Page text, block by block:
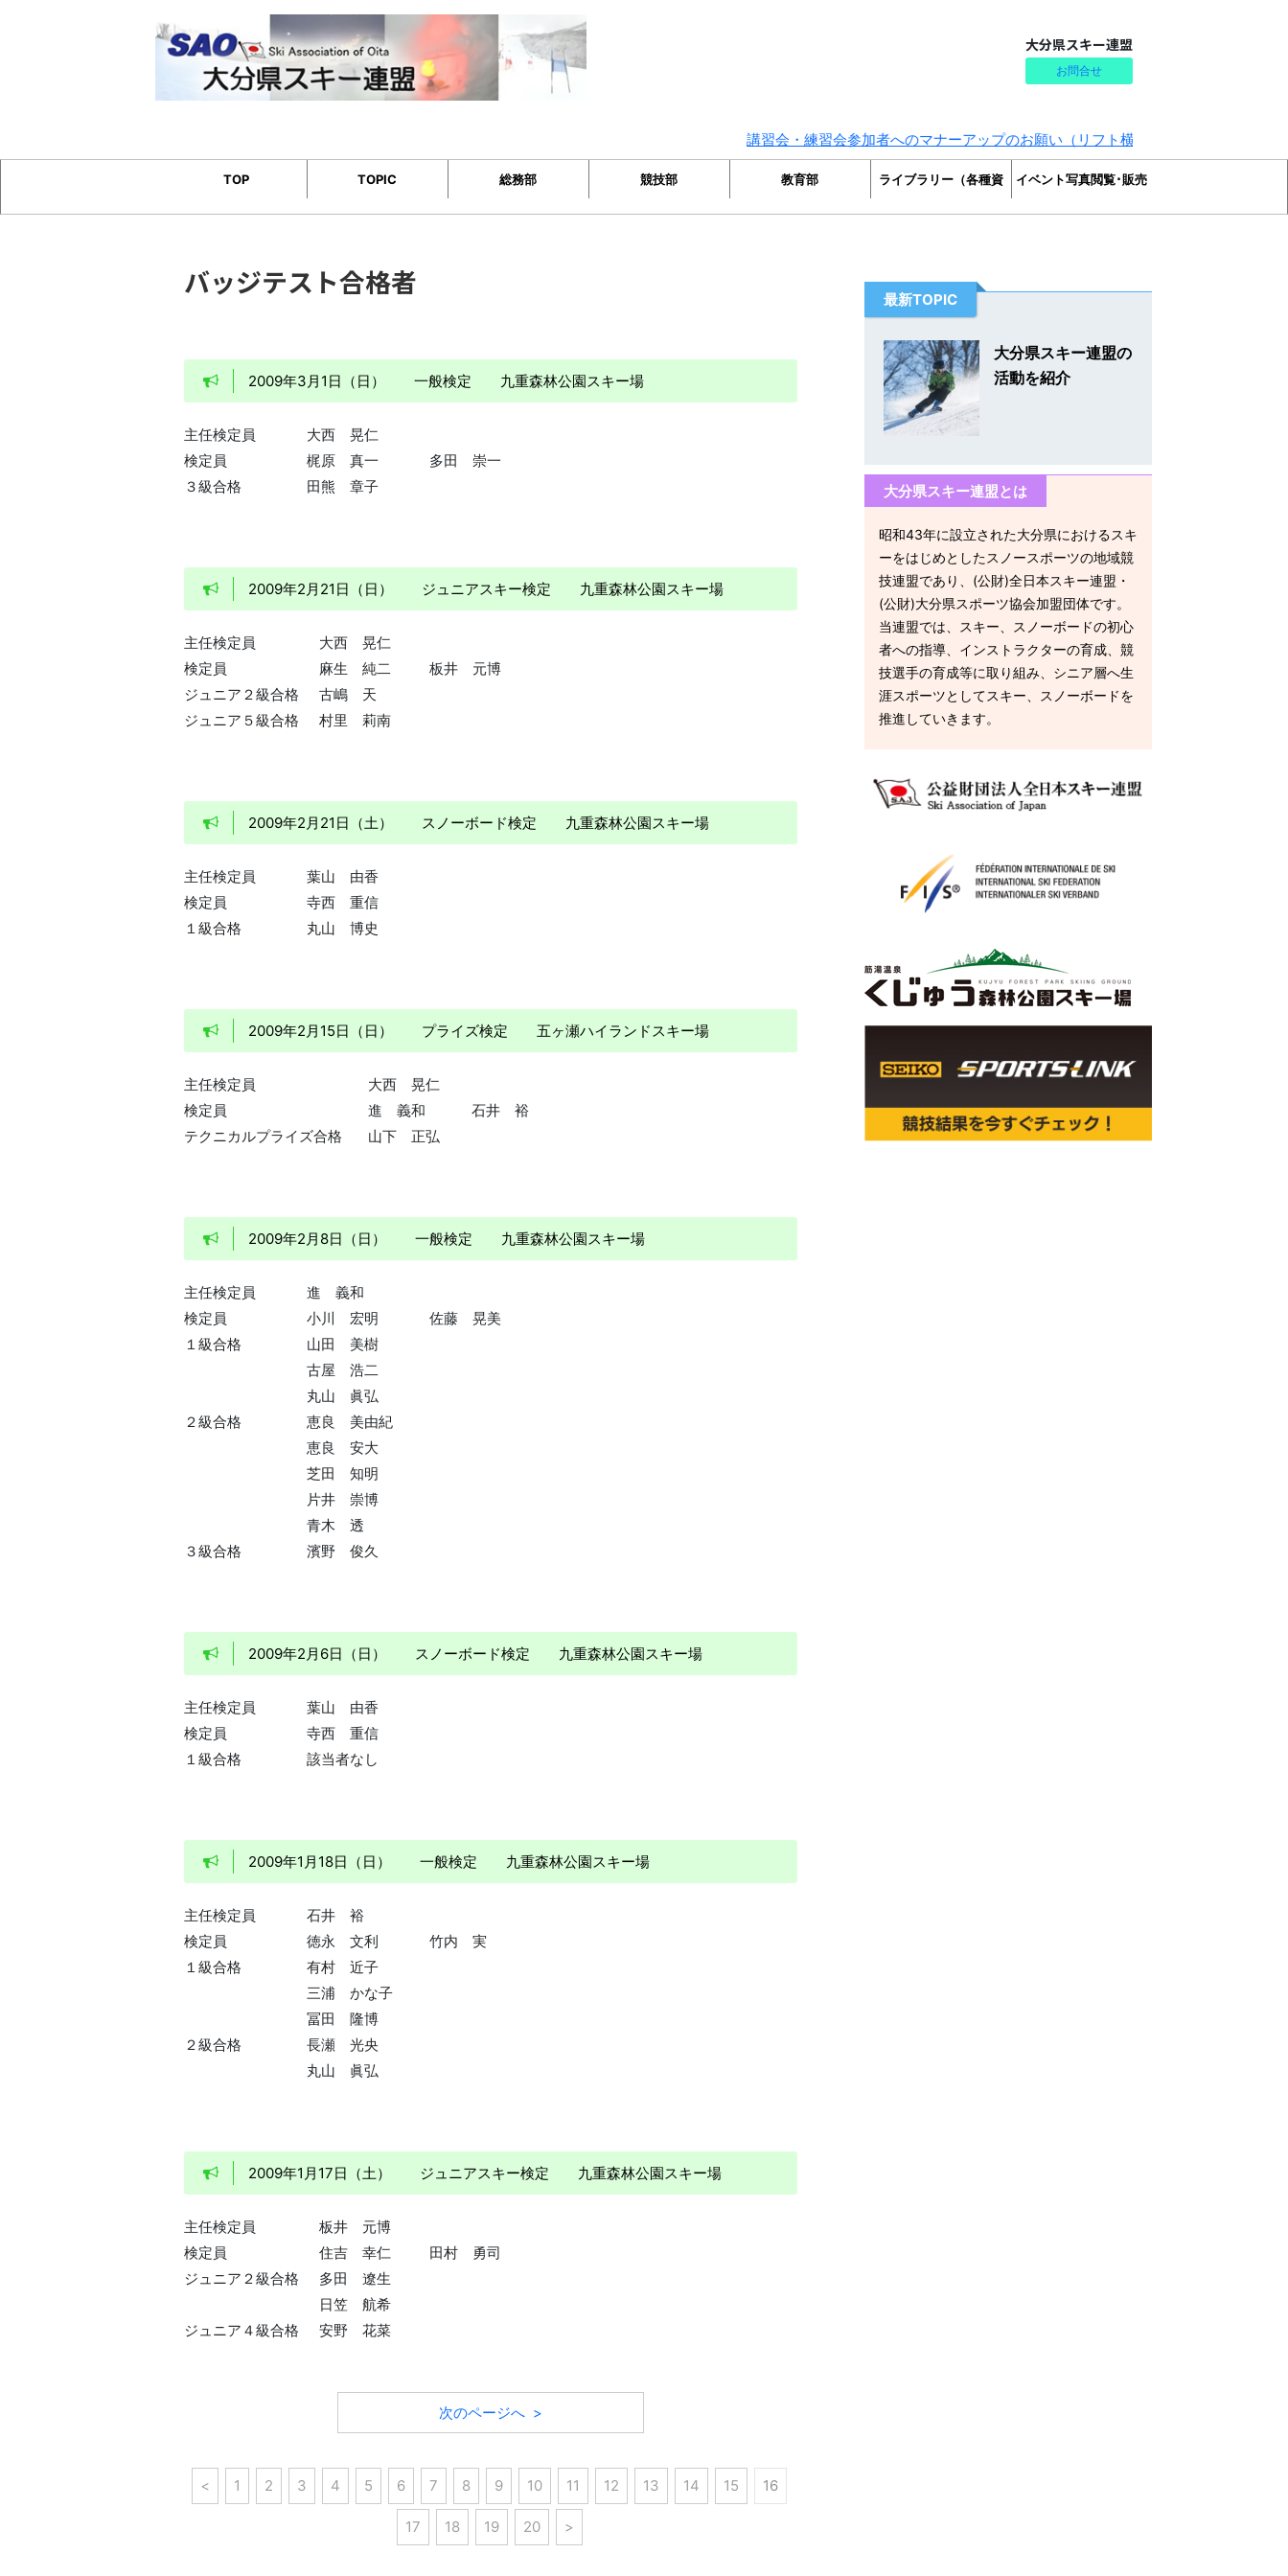
大分県スキー連盟
お問合せ
講習会・練習会参加者へのマナーアップのお願い（リフト横入り・割込み防止）
TOP TOPIC 総務部 競技部 教育部 ライブラリー（各種資
料）
イベント写真閲覧･販売
バッジテスト合格者
2009年3月1日（日） 一般検定 九重森林公園スキー場
主任検定員
大西 晃仁
検定員
梶原 真一
多田 崇一
３級合格
田熊 章子
2009年2月21日（日） ジュニアスキー検定 九重森林公園スキー場
主任検定員
大西 晃仁
検定員
麻生 純二
板井 元博
ジュニア２級合格
古嶋 天
ジュニア５級合格
村里 莉南
2009年2月21日（土） スノーボード検定 九重森林公園スキー場
主任検定員
葉山 由香
検定員
寺西 重信
１級合格
丸山 博史
2009年2月15日（日） プライズ検定 五ヶ瀬ハイランドスキー場
主任検定員
大西 晃仁
検定員
進 義和
石井 裕
テクニカルプライズ合格
山下 正弘
2009年2月8日（日） 一般検定 九重森林公園スキー場
主任検定員
進 義和
検定員
小川 宏明
佐藤 晃美
１級合格
山田 美樹
古屋 浩二
丸山 眞弘
２級合格
恵良 美由紀
恵良 安大
芝田 知明
片井 崇博
青木 透
３級合格
濱野 俊久
2009年2月6日（日） スノーボード検定 九重森林公園スキー場
主任検定員
葉山 由香
検定員
寺西 重信
１級合格
該当者なし
2009年1月18日（日） 一般検定 九重森林公園スキー場
主任検定員
石井 裕
検定員
徳永 文利
竹内 実
１級合格
有村 近子
三浦 かな子
冨田 隆博
２級合格
長瀬 光央
丸山 眞弘
2009年1月17日（土） ジュニアスキー検定 九重森林公園スキー場
主任検定員
板井 元博
検定員
住吉 幸仁
田村 勇司
ジュニア２級合格
多田 遼生
日笠 航希
ジュニア４級合格
安野 花菜
次のページへ >
< 1 2 3 4 5 6 7 8 9 10 11 12 13 14 15 16
17 18 19 20 >
最新TOPIC
大分県スキー連盟の
活動を紹介
大分県スキー連盟とは
昭和43年に設立された大分県におけるスキ
ーをはじめとしたスノースポーツの地域競
技連盟であり、(公財)全日本スキー連盟・
(公財)大分県スポーツ協会加盟団体です。
当連盟では、スキー、スノーボードの初心
者への指導、インストラクターの育成、競
技選手の育成等に取り組み、シニア層へ生
涯スポーツとしてスキー、スノーボードを
推進していきます。